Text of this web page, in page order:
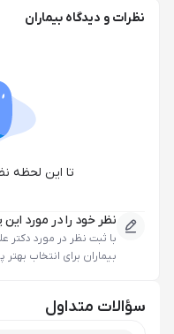
نظرات و دیدگاه بیماران
تا این لحظه
نظر خود را در مورد
با ثبت نظر در مورد دکتر
بیماران برای انتخاب
سؤالات متداول